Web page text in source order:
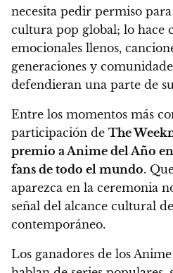
necesita pedir permiso
cultura pop global; lo hace
emocionales llenos,
generaciones y
defendieran una parte de
Entre los momentos más
participación de The
premio a Anime del Año
fans de todo el mundo.
aparezca en la ceremonia
señal del alcance cultural
contemporáneo.
Los ganadores de los